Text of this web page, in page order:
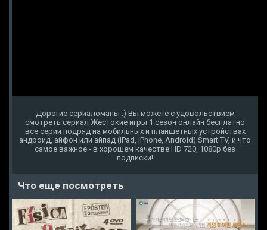
Дорогие сериаломаны :) Вы можете с удовольствием
смотреть сериал Жестокие игры 1 сезон онлайн бесплатно
все серии подряд на мобильных и планшетных устройствах
андроид, айфон или айпад (iPad, iPhone, Android) Smart TV, и что
самое важное - в хорошем качестве HD 720, 1080p без
подписки!
Что еще посмотреть